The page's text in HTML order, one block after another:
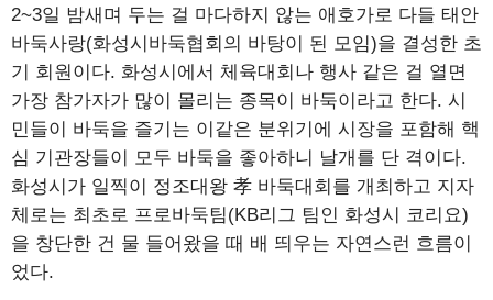
2~3일 밤새며 두는 걸 마다하지 않는 애호가로 다들 태안
바둑사랑(화성시바둑협회의 바탕이 된 모임)을 결성한 초
기 회원이다. 화성시에서 체육대회나 행사 같은 걸 열면
가장 참가자가 많이 몰리는 종목이 바둑이라고 한다. 시
민들이 바둑을 즐기는 이같은 분위기에 시장을 포함해 핵
심 기관장들이 모두 바둑을 좋아하니 날개를 단 격이다.
화성시가 일찍이 정조대왕 孝 바둑대회를 개최하고 지자
체로는 최초로 프로바둑팀(KB리그 팀인 화성시 코리요)
을 창단한 건 물 들어왔을 때 배 띄우는 자연스런 흐름이
었다.